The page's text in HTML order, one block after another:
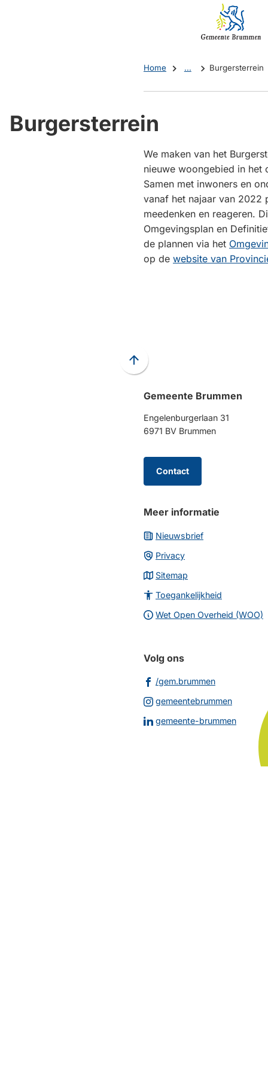
Mijn
Brummen
(Verwijst
naar
externe
Home ... Burgersterrein
Burgersterrein
We maken van het
nieuwe woongebied in het
Samen met inwoners en
vanaf het najaar van 2022
meedenken en reageren.
Omgevingsplan en
de plannen via het
op de website van
Scroll
boven
het
van
paginainhoud
Gemeente Brummen
Engelenburgerlaan 31
6971 BV Brummen
Contact
Meer informatie
Nieuwsbrief
Privacy
Sitemap
Toegankelijkheid
Wet Open Overheid (WOO)
Volg ons
/gem.brummen(Verwijst
externe
gemeentebrummen
externe
gemeente-brummen